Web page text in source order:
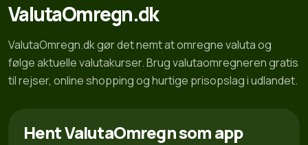
ValutaOmregn.dk
ValutaOmregn.dk gør det nemt at omregne valuta og
følge aktuelle valutakurser. Brug valutaomregneren gratis
til rejser, online shopping og hurtige prisopslag i udlandet.
Hent ValutaOmregn som app